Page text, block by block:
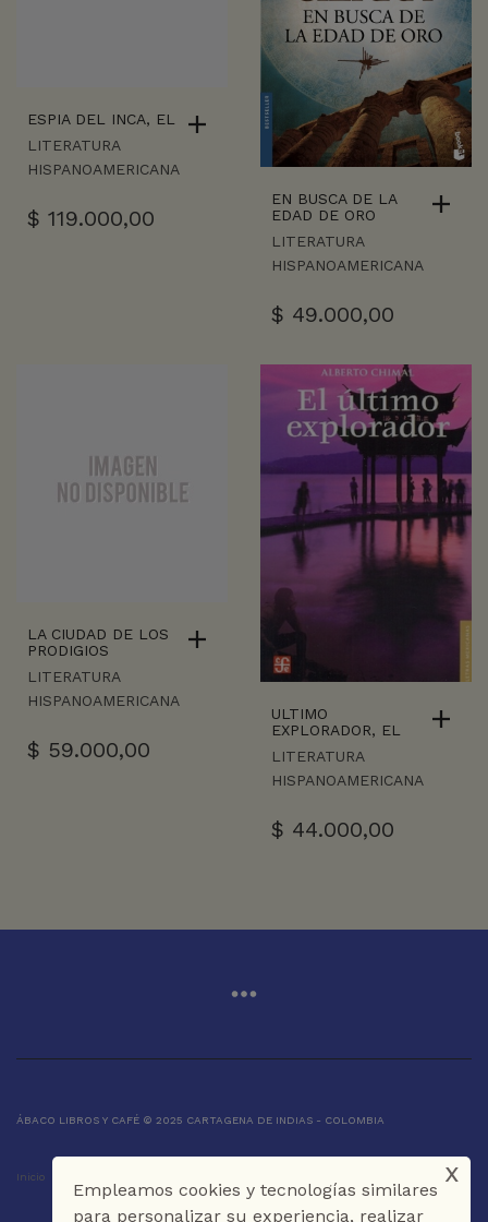
ESPIA DEL INCA, EL
LITERATURA
HISPANOAMERICANA
$ 119.000,00
EN BUSCA DE LA
EDAD DE ORO
LITERATURA
HISPANOAMERICANA
$ 49.000,00
LA CIUDAD DE LOS
PRODIGIOS
LITERATURA
HISPANOAMERICANA
$ 59.000,00
ULTIMO
EXPLORADOR, EL
LITERATURA
HISPANOAMERICANA
$ 44.000,00
ÁBACO LIBROS Y CAFÉ © 2025 CARTAGENA DE INDIAS - COLOMBIA
Inicio
Empleamos cookies y tecnologías similares
para personalizar su experiencia, realizar
x